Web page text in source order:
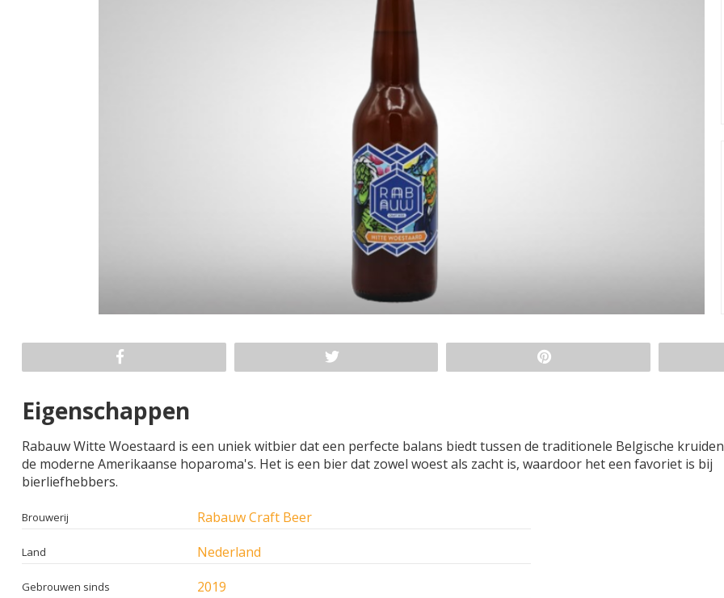
Eigenschappen
Rabauw Witte Woestaard is een uniek witbier dat een perfecte balans biedt tussen de traditionele Belgische
de moderne Amerikaanse hoparoma's. Het is een bier dat zowel woest als zacht is, waardoor het een favoriet is bij
bierliefhebbers.
Brouwerij Rabauw Craft Beer
Land Nederland
Gebrouwen sinds 2019